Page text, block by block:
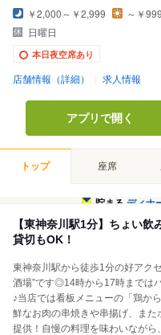
￥2,000～￥2,999
～￥999
日曜日
本日夜空席あり
店舗情報（詳細） 求人情報
アプリで開く
トップ 座席
貯まるディナ
【東神奈川駅1分】ちょい
貸切もOK！
東神奈川駅から徒歩1分の好アク
酒場”です◎14時から17時までは
♪当店では看板メニューの「鶏か
鮮なお肉の串焼きや串揚げ、ま
提供！自慢の料理を味わいなが